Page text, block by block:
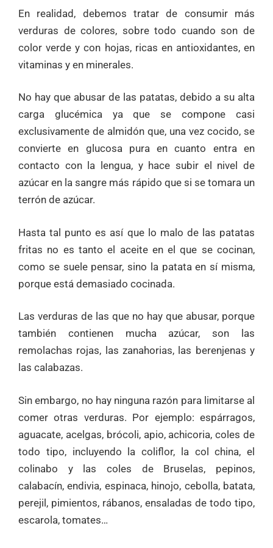
En realidad, debemos tratar de consumir más
verduras de colores, sobre todo cuando son de
color verde y con hojas, ricas en antioxidantes, en
vitaminas y en minerales.
No hay que abusar de las patatas, debido a su alta
carga glucémica ya que se compone casi
exclusivamente de almidón que, una vez cocido, se
convierte en glucosa pura en cuanto entra en
contacto con la lengua, y hace subir el nivel de
azúcar en la sangre más rápido que si se tomara un
terrón de azúcar.
Hasta tal punto es así que lo malo de las patatas
fritas no es tanto el aceite en el que se cocinan,
como se suele pensar, sino la patata en sí misma,
porque está demasiado cocinada.
Las verduras de las que no hay que abusar, porque
también contienen mucha azúcar, son las
remolachas rojas, las zanahorias, las berenjenas y
las calabazas.
Sin embargo, no hay ninguna razón para limitarse al
comer otras verduras. Por ejemplo: espárragos,
aguacate, acelgas, brócoli, apio, achicoria, coles de
todo tipo, incluyendo la coliflor, la col china, el
colinabo y las coles de Bruselas, pepinos,
calabacín, endivia, espinaca, hinojo, cebolla, batata,
perejil, pimientos, rábanos, ensaladas de todo tipo,
escarola, tomates…